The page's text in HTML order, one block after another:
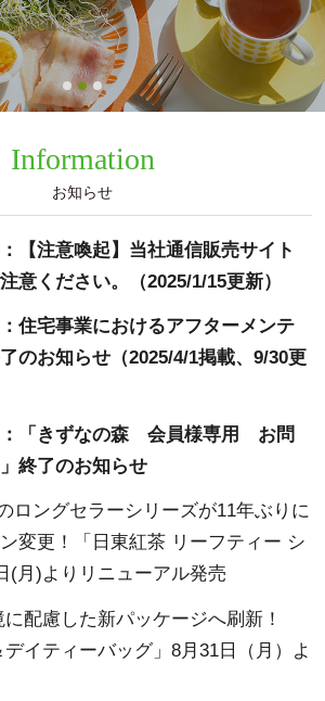
Information
お知らせ
【注意喚起】当社通信販売サイト
意ください。
（2025/1/15更新）
住宅事業におけるアフターメンテ
のお知らせ（2025/4/1掲載、9/30更
「きずなの森 会員様専用 お問
終了のお知らせ
ロングセラーシリーズが11年ぶりに
変更！「日東紅茶 リーフティー シ
(月)よりリニューアル発売
に配慮した新パッケージへ刷新！
デイティーバッグ」8月31日（月）よ